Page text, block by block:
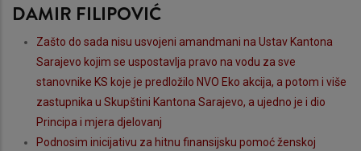
DAMIR FILIPOVIĆ
Zašto do sada nisu usvojeni amandmani na Ustav Kantona
Sarajevo kojim se uspostavlja pravo na vodu za sve
stanovnike KS koje je predložilo NVO Eko akcija, a potom i više
zastupnika u Skupštini Kantona Sarajevo, a ujedno je i dio
Principa i mjera djelovanj
Podnosim inicijativu za hitnu finansijsku pomoć ženskoj